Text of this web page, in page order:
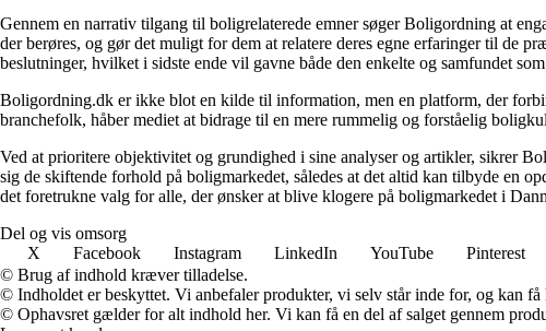
Gennem en narrativ tilgang til boligrelaterede emner søger Boligordning at
der berøres, og gør det muligt for dem at relatere deres egne erfaringer til de
beslutninger, hvilket i sidste ende vil gavne både den enkelte og samfundet
Boligordning.dk er ikke blot en kilde til information, men en platform, der
branchefolk, håber mediet at bidrage til en mere rummelig og forståelig
Ved at prioritere objektivitet og grundighed i sine analyser og artikler, sikrer
sig de skiftende forhold på boligmarkedet, således at det altid kan tilbyde en
det foretrukne valg for alle, der ønsker at blive klogere på boligmarkedet i
Del og vis omsorg
X
Facebook Instagram LinkedIn YouTube Pinterest
© Brug af indhold kræver tilladelse.
© Indholdet er beskyttet. Vi anbefaler produkter, vi selv står inde for, og kan
© Ophavsret gælder for alt indhold her. Vi kan få en del af salget gennem